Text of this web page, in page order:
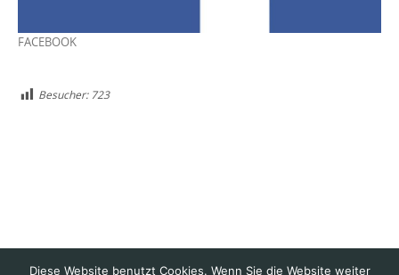
FACEBOOK
Besucher: 723
Diese Website benutzt Cookies. Wenn Sie die Website weiter